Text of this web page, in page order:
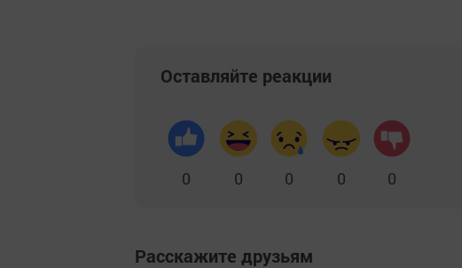
Оставляйте реакции
0 0 0 0 0
Расскажите друзьям